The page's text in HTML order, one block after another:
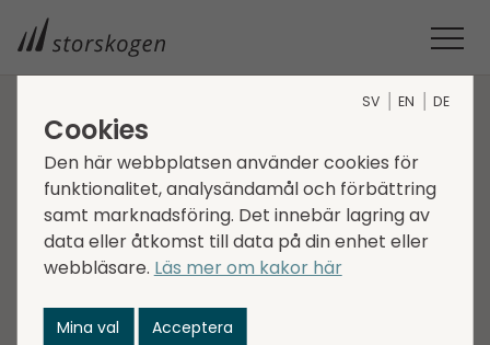
Södra Infragruppen Sverige
Södra Infragruppen Sverige, SISAB, är en
bolagsgrupp verksamma inom bland annat
schaktfri grävning, transport, bygg, fiber-, tele- och
elutveckling. Till företagen hör Telarco, nds Nordic
SV EN DE
Cookies
Den här webbplatsen använder cookies för
funktionalitet, analysändamål och förbättring
samt marknadsföring. Det innebär lagring av
data eller åtkomst till data på din enhet eller
webbläsare. Läs mer om kakor här
Mina val Acceptera